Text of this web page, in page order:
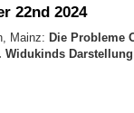
22nd 2024
Mainz: Die Probleme